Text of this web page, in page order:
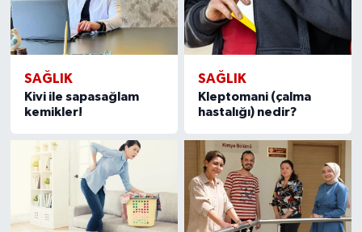
SAĞLIK
Kivi ile sapasağlam
kemikler!
SAĞLIK
Kleptomani (çalma
hastalığı) nedir?